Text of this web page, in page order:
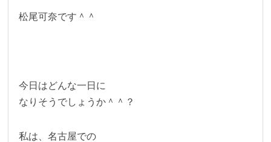
松尾可奈です＾＾
今日はどんな一日に
なりそうでしょうか＾＾？
私は、名古屋での